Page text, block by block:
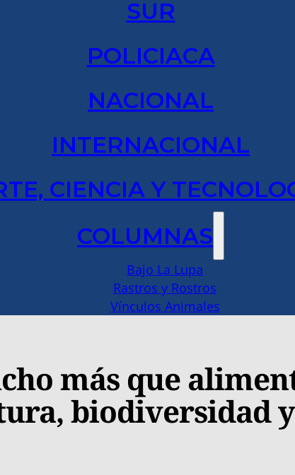
SUR
POLICIACA
NACIONAL
INTERNACIONAL
CIENCIA Y
COLUMNAS
Bajo La Lupa
Rastros y Rostros
Vínculos Animales
más que
biodiversidad